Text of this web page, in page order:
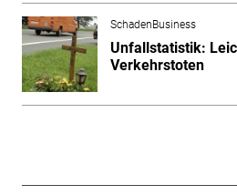
SchadenBusiness
Unfallstatistik:
Verkehrstoten